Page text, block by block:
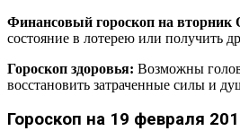
Финансовый гороскоп на вторник
состояние в лотерею или получить
Гороскоп здоровья: Возможны
восстановить затраченные силы и
Гороскоп на 19 февраля